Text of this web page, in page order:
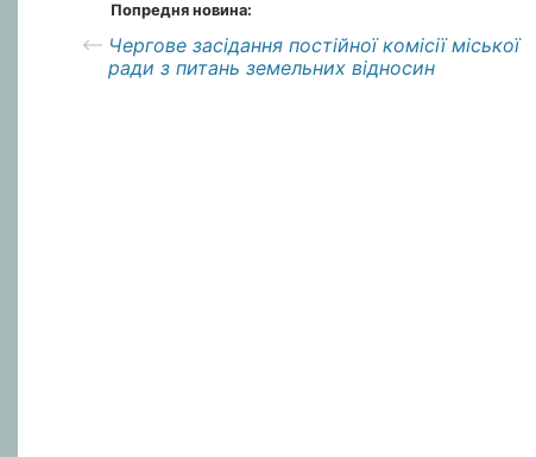
Попредня новина:
Чергове засідання постійної комісії міської
ради з питань земельних відносин